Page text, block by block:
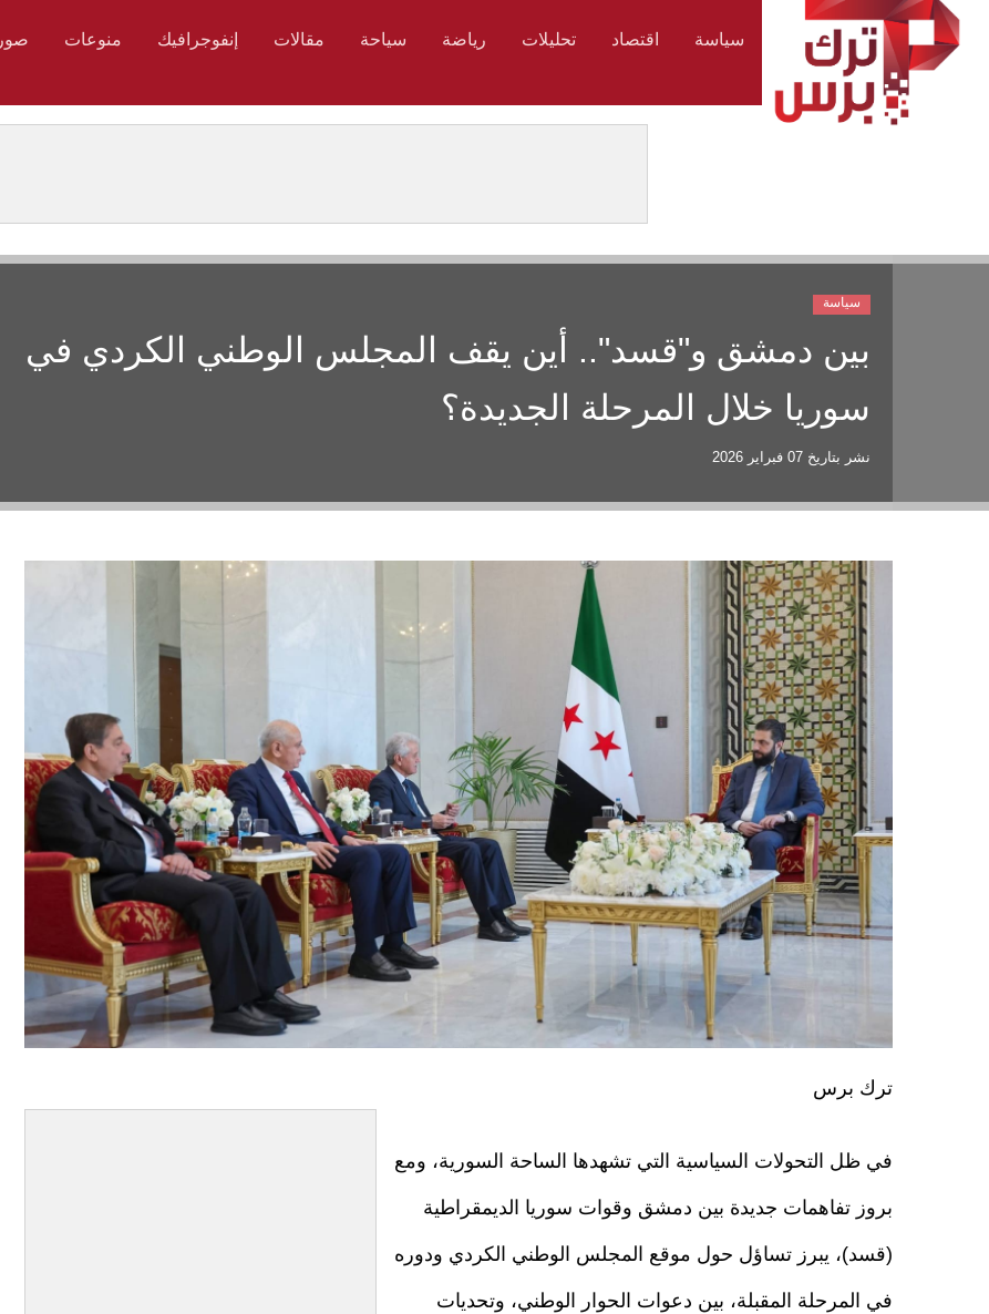
سياسة اقتصاد تحليلات رياضة سياحة مقالات إنفوجرافيك منوعات صور
بين دمشق و"قسد".. أين يقف المجلس الوطني الكردي في
سوريا خلال المرحلة الجديدة؟
نشر بتاريخ 07 فبراير 2026
سياسة
ترك برس
في ظل التحولات السياسية التي تشهدها الساحة السورية، ومع
بروز تفاهمات جديدة بين دمشق وقوات سوريا الديمقراطية
(قسد)، يبرز تساؤل حول موقع المجلس الوطني الكردي ودوره
في المرحلة المقبلة، بين دعوات الحوار الوطني، وتحديات